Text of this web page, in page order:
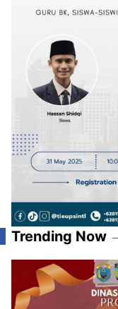
Trending Now